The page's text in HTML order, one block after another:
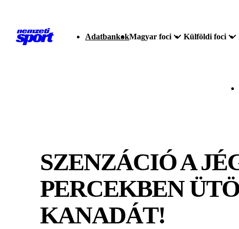
AdatbankokMagyar foci Külföldi foci
SZENZÁCIÓ A
PERCEKBEN
KANADÁT!